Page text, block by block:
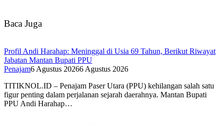
Baca Juga
Profil Andi Harahap: Meninggal di Usia 69 Tahun, Berikut Riwayat
Jabatan Mantan Bupati PPU
Penajam6 Agustus 20266 Agustus 2026
TITIKNOL.ID – Penajam Paser Utara (PPU) kehilangan salah satu
figur penting dalam perjalanan sejarah daerahnya. Mantan Bupati
PPU Andi Harahap…